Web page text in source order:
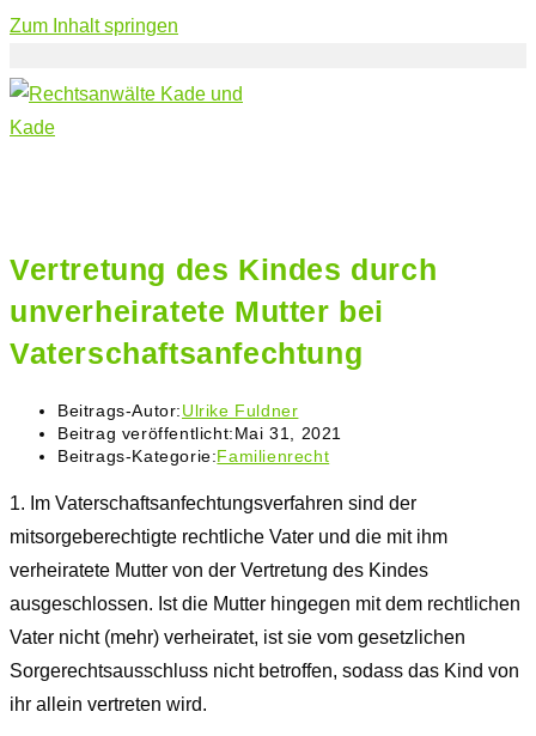
Zum Inhalt springen
Vertretung des Kindes durch
unverheiratete Mutter bei
Vaterschaftsanfechtung
Beitrags-Autor:Ulrike Fuldner
Beitrag veröffentlicht:Mai 31, 2021
Beitrags-Kategorie:Familienrecht
1. Im Vaterschaftsanfechtungsverfahren sind der
mitsorgeberechtigte rechtliche Vater und die mit ihm
verheiratete Mutter von der Vertretung des Kindes
ausgeschlossen. Ist die Mutter hingegen mit dem rechtlichen
Vater nicht (mehr) verheiratet, ist sie vom gesetzlichen
Sorgerechtsausschluss nicht betroffen, sodass das Kind von
ihr allein vertreten wird.